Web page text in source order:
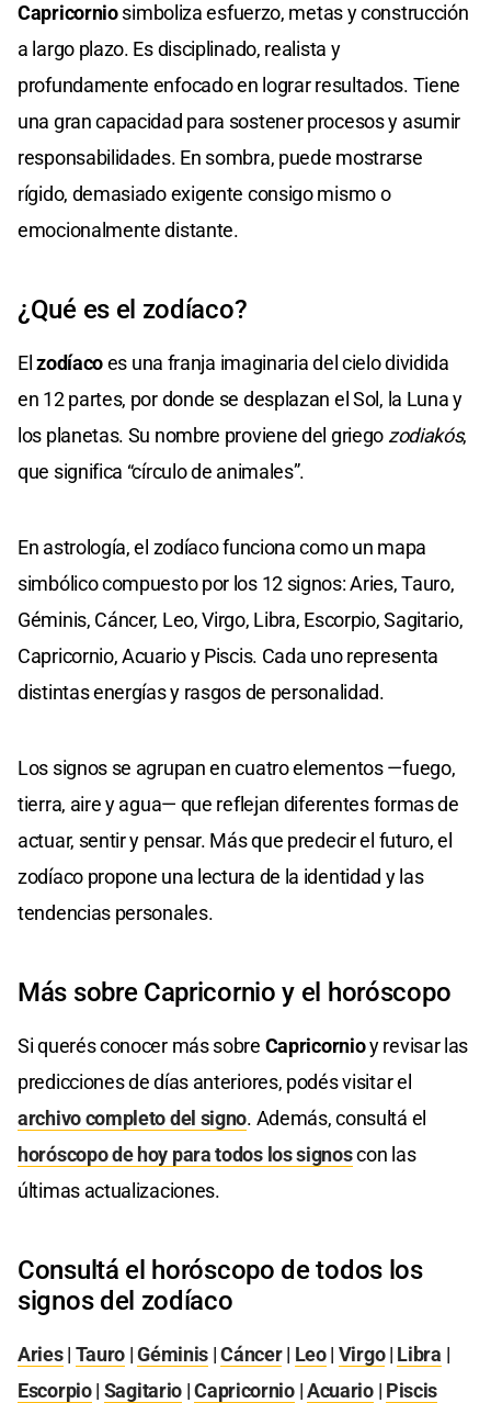
Capricorniosimboliza esfuerzo, metas y construcción
a largo plazo. Es disciplinado, realista y
profundamente enfocado en lograr resultados. Tiene
una gran capacidad para sostener procesos y asumir
responsabilidades. En sombra, puede mostrarse
rígido, demasiado exigente consigo mismo o
emocionalmente distante.
¿Qué es el zodíaco?
Elzodíacoes una franja imaginaria del cielo dividida
en 12 partes, por donde se desplazan el Sol, la Luna y
los planetas. Su nombre proviene del griego zodiakós,
que significa “círculo de animales”.
En astrología, el zodíaco funciona como un mapa
simbólico compuesto por los 12 signos: Aries, Tauro,
Géminis, Cáncer, Leo, Virgo, Libra, Escorpio, Sagitario,
Capricornio, Acuario y Piscis. Cada uno representa
distintas energías y rasgos de personalidad.
Los signos se agrupan en cuatro elementos —fuego,
tierra, aire y agua— que reflejan diferentes formas de
actuar, sentir y pensar. Más que predecir el futuro, el
zodíaco propone una lectura de la identidad y las
tendencias personales.
Más sobre Capricornio y el horóscopo
Si querés conocer más sobre Capricornioy revisar las
predicciones de días anteriores, podés visitar el
archivo completo del signo. Además, consultá el
horóscopo de hoy para todos los signoscon las
últimas actualizaciones.
Consultá el horóscopo de todos los
signos del zodíaco
Aries| Tauro |Géminis |Cáncer| Leo| Virgo| Libra |
Escorpio| Sagitario |Capricornio|Acuario| Piscis